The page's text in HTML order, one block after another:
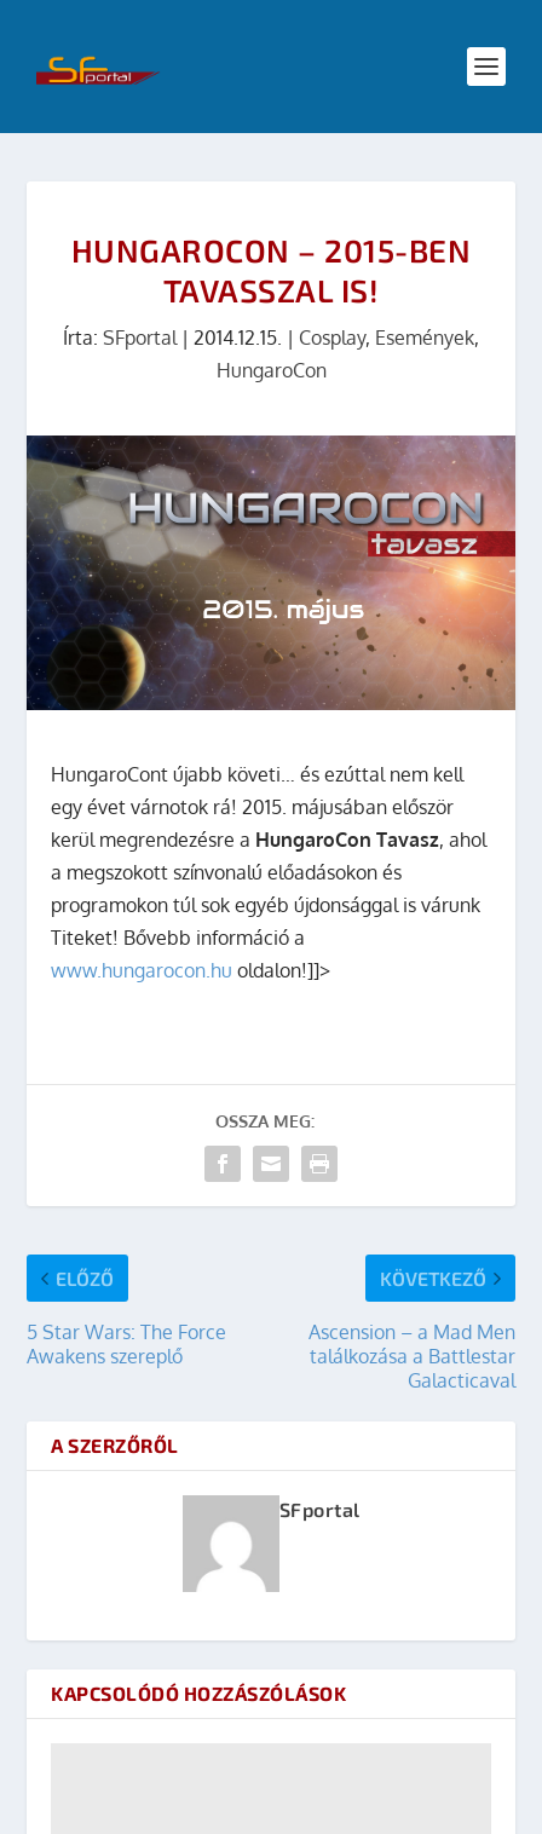
HUNGAROCON – 2015-BEN
TAVASSZAL IS!
Írta: SFportal| 2014.12.15. | Cosplay, Események,
HungaroCon
HungaroCont újabb követi… és ezúttal nem kell
egy évet várnotok rá! 2015. májusában először
kerül megrendezésre a HungaroCon Tavasz, ahol
a megszokott színvonalú előadásokon és
programokon túl sok egyéb újdonsággal is várunk
Titeket! Bővebb információ a
www.hungarocon.hu oldalon!]]>
OSSZA MEG:
ELŐZŐ
5 Star Wars: The Force
Awakens szereplő
KÖVETKEZŐ
Ascension – a Mad Men
találkozása a Battlestar
Galacticaval
A SZERZŐRŐL
SFportal
KAPCSOLÓDÓ HOZZÁSZÓLÁSOK